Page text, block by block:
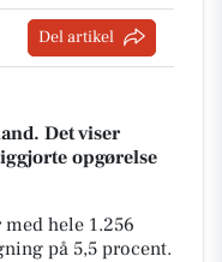
Del artikel
Det viser
opgørelse
hele 1.256
på 5,5 procent.